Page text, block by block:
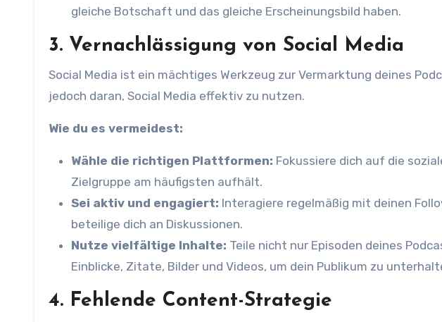
gleiche Botschaft und das gleiche Erscheinungsbild haben.
3. Vernachlässigung von Social Media
Social Media ist ein mächtiges Werkzeug zur Vermarktung deines
jedoch daran, Social Media effektiv zu nutzen.
Wie du es vermeidest:
Wähle die richtigen Plattformen: Fokussiere dich auf die
Zielgruppe am häufigsten aufhält.
Sei aktiv und engagiert: Interagiere regelmäßig mit deinen
beteilige dich an Diskussionen.
Nutze vielfältige Inhalte: Teile nicht nur Episoden deines
Einblicke, Zitate, Bilder und Videos, um dein Publikum zu
4. Fehlende Content-Strategie